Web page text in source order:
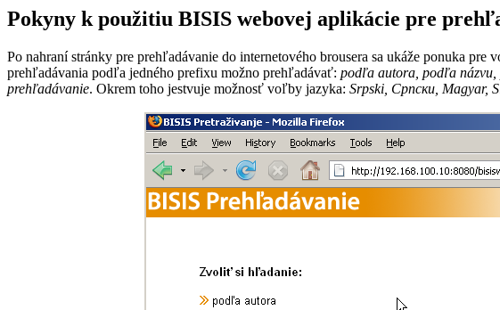
Pokyny k použitiu BISIS webovej aplikácie pre
Po nahraní stránky pre prehľadávanie do internetového brousera sa ukáže ponuka
prehľadávania podľa jedného prefixu možno prehľadávať: podľa autora, podľa
prehľadávanie. Okrem toho jestvuje možnosť voľby jazyka: Srpski, Cрпски, Magyar,